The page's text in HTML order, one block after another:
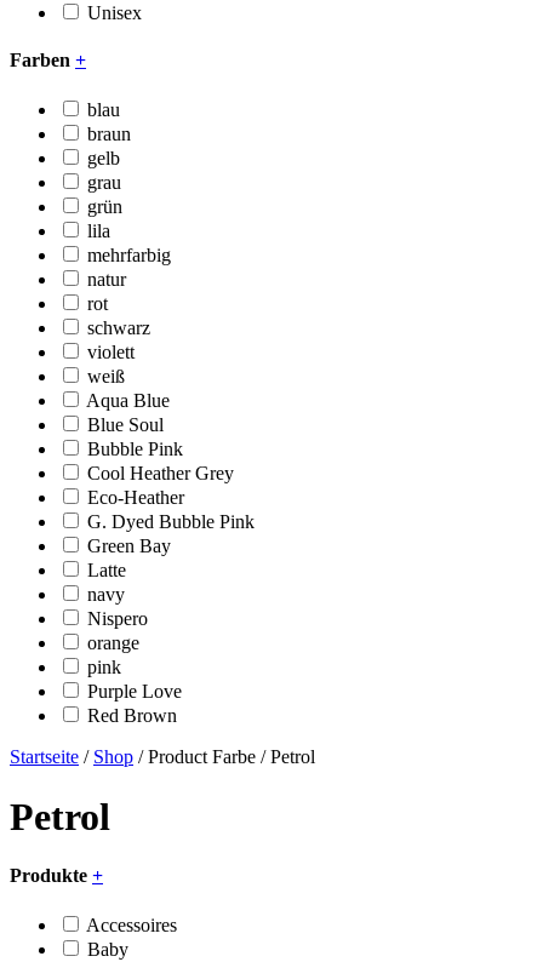
Unisex
Farben +
blau
braun
gelb
grau
grün
lila
mehrfarbig
natur
rot
schwarz
violett
weiß
Aqua Blue
Blue Soul
Bubble Pink
Cool Heather Grey
Eco-Heather
G. Dyed Bubble Pink
Green Bay
Latte
navy
Nispero
orange
pink
Purple Love
Red Brown
Startseite / Shop / Product Farbe / Petrol
Petrol
Produkte +
Accessoires
Baby